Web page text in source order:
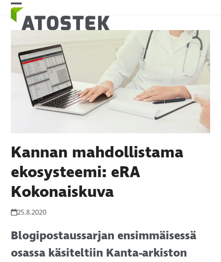
Skip
content
Open
mobile
menu
Close
mobile
menu
Kannan mahdollistama
ekosysteemi: eRA
Kokonaiskuva
25.8.2020
Blogipostaussarjan ensimmäisessä
osassa käsiteltiin Kanta-arkiston